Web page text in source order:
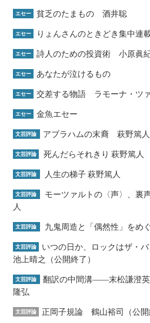
エセー 貧乏のたまもの 酒井聡
エセー りょんさんのときどき集中連
エセー 詩人のための投資術 小原眞
エセー あなたが泣けるもの
エセー 交差する物語 ラモーナ・ツ
エセー 金魚エセー
文芸評論 アブラハムの末裔 萩野篤人
文芸評論 死んだらそれきり 萩野篤人
文芸評論 人生の梯子 萩野篤人
文芸評論
モーツァルトの〈声〉、裏
人
文芸評論 九鬼周造と「偶然性」をめ
文芸評論
いつの日か、ロックはザ・
池上晴之（公開終了）
文芸評論
翻訳の中間溝――末松謙澄
隆弘
文芸評論 正岡子規論 鶴山裕司（公開